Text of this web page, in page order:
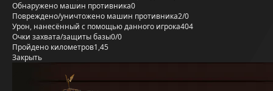
Обнаружено машин противника0
Повреждено/уничтожено машин противника2/0
Урон, нанесённый с помощью данного игрока404
Очки захвата/защиты базы0/0
Пройдено километров1,45
Закрыть